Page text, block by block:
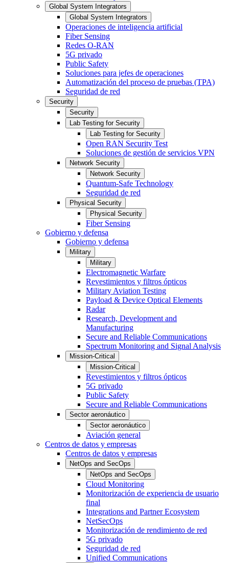
Global System Integrators
Global System Integrators
Operaciones de inteligencia artificial
Fiber Sensing
Redes O-RAN
5G privado
Public Safety
Soluciones para jefes de operaciones
Automatización del proceso de pruebas (TPA)
Seguridad de red
Security
Security
Lab Testing for Security
Lab Testing for Security
Open RAN Security Test
Soluciones de gestión de servicios VPN
Network Security
Network Security
Quantum-Safe Technology
Seguridad de red
Physical Security
Physical Security
Fiber Sensing
Gobierno y defensa
Gobierno y defensa
Military
Military
Electromagnetic Warfare
Revestimientos y filtros ópticos
Military Aviation Testing
Payload & Device Optical Elements
Radar
Research, Development and
Manufacturing
Secure and Reliable Communications
Spectrum Monitoring and Signal Analysis
Mission-Critical
Mission-Critical
Revestimientos y filtros ópticos
5G privado
Public Safety
Secure and Reliable Communications
Sector aeronáutico
Sector aeronáutico
Aviación general
Centros de datos y empresas
Centros de datos y empresas
NetOps and SecOps
NetOps and SecOps
Cloud Monitoring
Monitorización de experiencia de usuario
final
Integrations and Partner Ecosystem
NetSecOps
Monitorización de rendimiento de red
5G privado
Seguridad de red
Unified Communications